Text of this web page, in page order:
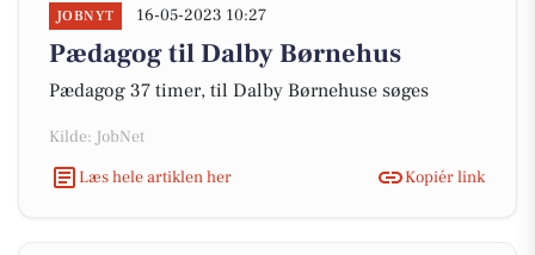
JOBNYT 16-05-2023 10:27
Pædagog til Dalby Børnehus
Pædagog 37 timer, til Dalby Børnehuse søges
Kilde: JobNet
Læs hele artiklen her
Kopiér link